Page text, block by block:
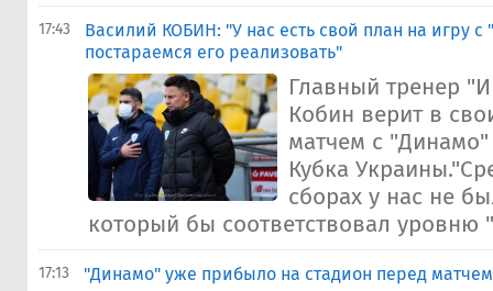
17:43
Василий КОБИН: "У нас есть свой план на игру
постараемся его реализовать"
Главный тренер
Кобин верит в
матчем с
Кубка
сборах у нас не
который бы соответствовал уровню
17:13 "Динамо" уже прибыло на стадион перед